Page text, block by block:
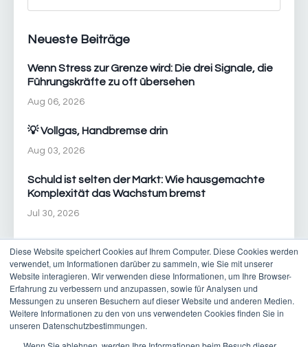
Diese Website speichert Cookies auf Ihrem Computer. Diese Cookies werden
verwendet, um Informationen darüber zu sammeln, wie Sie mit unserer
Website interagieren. Wir verwenden diese Informationen, um Ihre Browser-
Erfahrung zu verbessern und anzupassen, sowie für Analysen und
Messungen zu unseren Besuchern auf dieser Website und anderen Medien.
Weitere Informationen zu den von uns verwendeten Cookies finden Sie in
unseren Datenschutzbestimmungen.
Neueste Beiträge
Wenn Stress zur Grenze wird: Die drei Signale, die
Führungskräfte zu oft übersehen
Aug 06, 2026
💡 Vollgas, Handbremse drin
Aug 03, 2026
Schuld ist selten der Markt: Wie hausgemachte
Komplexität das Wachstum bremst
Jul 30, 2026
© 2026 New Pace Consulting AG | T +41 21 601 02 49 | E
contact@new-pace.com